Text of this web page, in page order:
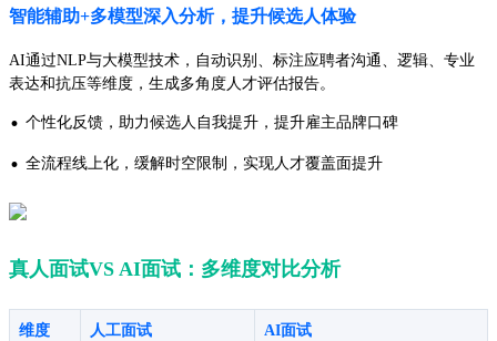
智能辅助+多模型深入分析，提升候选人体验
AI通过NLP与大模型技术，自动识别、标注应聘者沟通、逻辑、专业
表达和抗压等维度，生成多角度人才评估报告。
· 个性化反馈，助力候选人自我提升，提升雇主品牌口碑
· 全流程线上化，缓解时空限制，实现人才覆盖面提升
真人面试VS AI面试：多维度对比分析
维度 人工面试 AI面试